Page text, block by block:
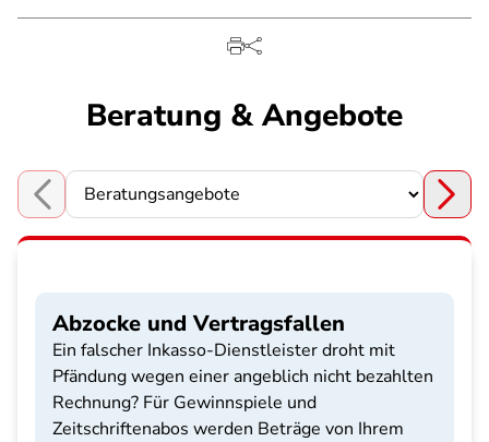
Beratung & Angebote
Choose a section
Abzocke und Vertragsfallen
Ein falscher Inkasso-Dienstleister droht mit
Pfändung wegen einer angeblich nicht bezahlten
Rechnung? Für Gewinnspiele und
Zeitschriftenabos werden Beträge von Ihrem